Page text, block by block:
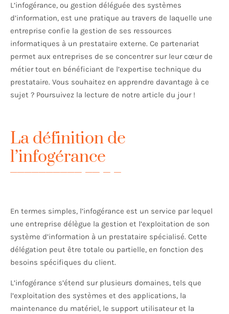
L’infogérance, ou gestion déléguée des systèmes
d’information, est une pratique au travers de laquelle une
entreprise confie la gestion de ses ressources
informatiques à un prestataire externe. Ce partenariat
permet aux entreprises de se concentrer sur leur cœur de
métier tout en bénéficiant de l’expertise technique du
prestataire. Vous souhaitez en apprendre davantage à ce
sujet ? Poursuivez la lecture de notre article du jour !
La définition de
l’infogérance
En termes simples, l’infogérance est un service par lequel
une entreprise délègue la gestion et l’exploitation de son
système d’information à un prestataire spécialisé. Cette
délégation peut être totale ou partielle, en fonction des
besoins spécifiques du client.
L’infogérance s’étend sur plusieurs domaines, tels que
l’exploitation des systèmes et des applications, la
maintenance du matériel, le support utilisateur et la